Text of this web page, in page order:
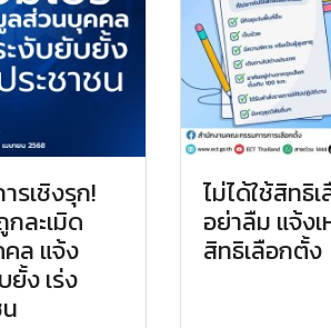
รเชิงรุก!
ละเมิด
ล แจ้ง
ง เร่ง
ไม่ได้ใช้สิทธิ
อย่าลืม แจ้งเ
สิทธิเลือกตั้ง